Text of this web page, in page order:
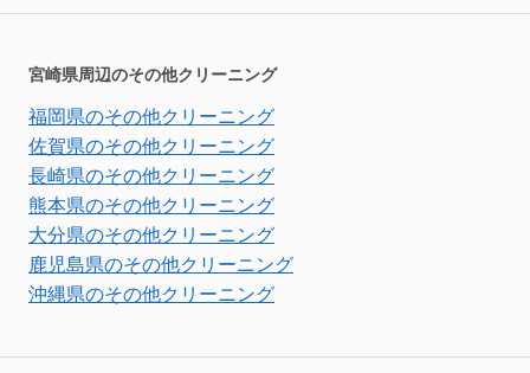
宮崎県周辺のその他クリーニング
福岡県のその他クリーニング
佐賀県のその他クリーニング
長崎県のその他クリーニング
熊本県のその他クリーニング
大分県のその他クリーニング
鹿児島県のその他クリーニング
沖縄県のその他クリーニング